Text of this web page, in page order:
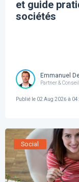
et guide
sociétés
Emmanuel
Partner &
Publié le 02 Aug 2026 à
Social